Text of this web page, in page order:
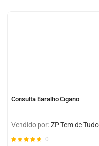
Consulta Baralho Cigano
Vendido por:ZP Tem de Tudo
0